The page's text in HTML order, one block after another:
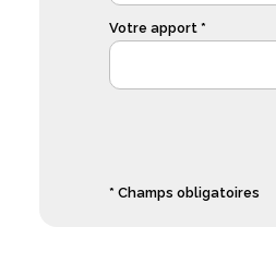
Votre apport *
* Champs obligatoires